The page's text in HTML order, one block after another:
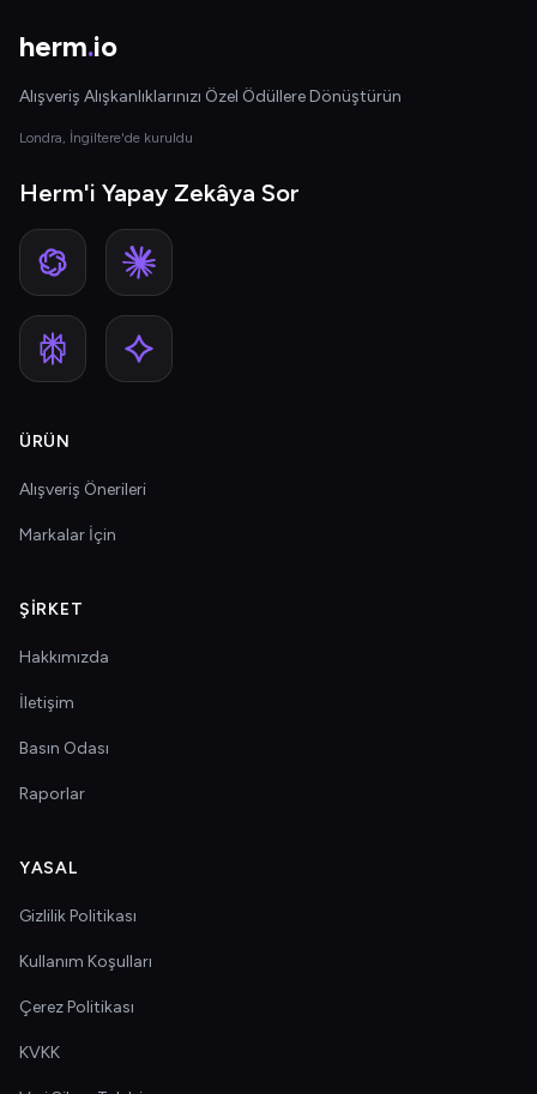
herm.io
Alışveriş Alışkanlıklarınızı Özel Ödüllere Dönüştürün
Londra, İngiltere'de kuruldu
Herm'i Yapay Zekâya Sor
ÜRÜN
Alışveriş Önerileri
Markalar İçin
ŞIRKET
Hakkımızda
İletişim
Basın Odası
Raporlar
YASAL
Gizlilik Politikası
Kullanım Koşulları
Çerez Politikası
KVKK